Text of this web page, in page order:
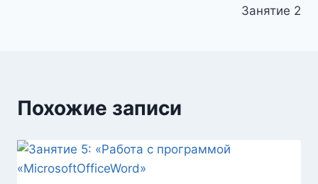
Занятие 2
Похожие записи